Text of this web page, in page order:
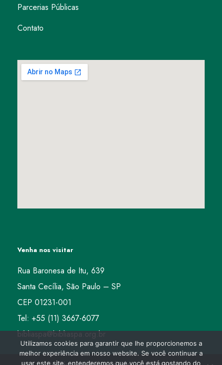
Parcerias Públicas
Contato
Venha nos visitar
Rua Baronesa de Itu, 639
Santa Cecília, São Paulo – SP
CEP 01231-001
Tel: +55 (11) 3667-6077
bibliaspa@bibliaspa.org.br
Utilizamos cookies para garantir que lhe proporcionemos a
melhor experiência em nosso website. Se você continuar a
usar este site, entenderemos que você está gostando do